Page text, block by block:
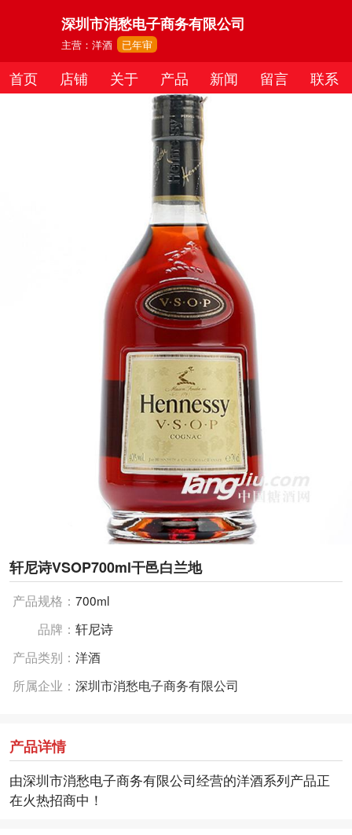
深圳市消愁电子商务有限公司
主营：洋酒 已年审
首页 店铺 关于 产品 新闻 留言 联系
轩尼诗VSOP700ml干邑白兰地
产品规格： 700ml
品牌： 轩尼诗
产品类别： 洋酒
所属企业： 深圳市消愁电子商务有限公司
产品详情
由深圳市消愁电子商务有限公司经营的洋酒系列产品正
在火热招商中！